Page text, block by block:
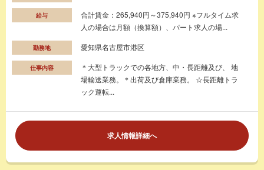
給与
合計賃金：265,940円～375,940円 ※フルタイム求
人の場合は月額（換算額）、パート求人の場...
勤務地 愛知県名古屋市港区
仕事内容
＊大型トラックでの各地方、中・長距離及び、 地
場輸送業務。＊出荷及び倉庫業務。 ☆長距離トラ
ック運転...
求人情報詳細へ